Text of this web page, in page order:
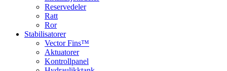
Reservedeler
Ratt
Ror
Stabilisatorer
Vector Fins™
Aktuatorer
Kontrollpanel